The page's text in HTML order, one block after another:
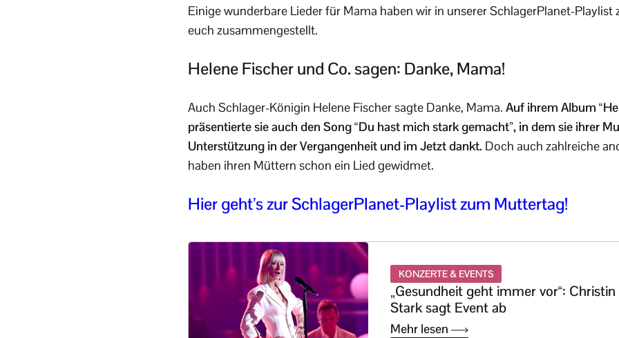
Einige wunderbare Lieder für Mama haben wir in unserer SchlagerPlanet-
euch zusammengestellt.
Helene Fischer und Co. sagen: Danke, Mama!
Auch Schlager-Königin Helene Fischer sagte Danke, Mama. Auf ihrem Album
präsentierte sie auch den Song “Du hast mich stark gemacht”, in dem sie ihrer
Unterstützung in der Vergangenheit und im Jetzt dankt. Doch auch zahlreiche
haben ihren Müttern schon ein Lied gewidmet.
Hier geht’s zur SchlagerPlanet-Playlist zum Muttertag!
KONZERTE & EVENTS
„Gesundheit geht immer vor“: Christin
Stark sagt Event ab
Mehr lesen